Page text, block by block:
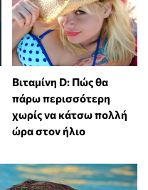
Βιταμίνη D: Πώς θα
πάρω περισσότερη
χωρίς να κάτσω πολλή
ώρα στον ήλιο